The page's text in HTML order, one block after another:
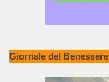
Giornale del Benessere